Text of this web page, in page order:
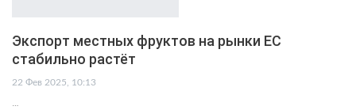
Экспорт местных фруктов на рынки ЕС
стабильно растёт
22 Фев 2025, 10:13
…